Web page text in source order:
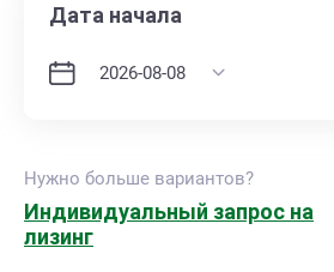
Дата начала
Нужно больше вариантов?
Индивидуальный запрос на
лизинг